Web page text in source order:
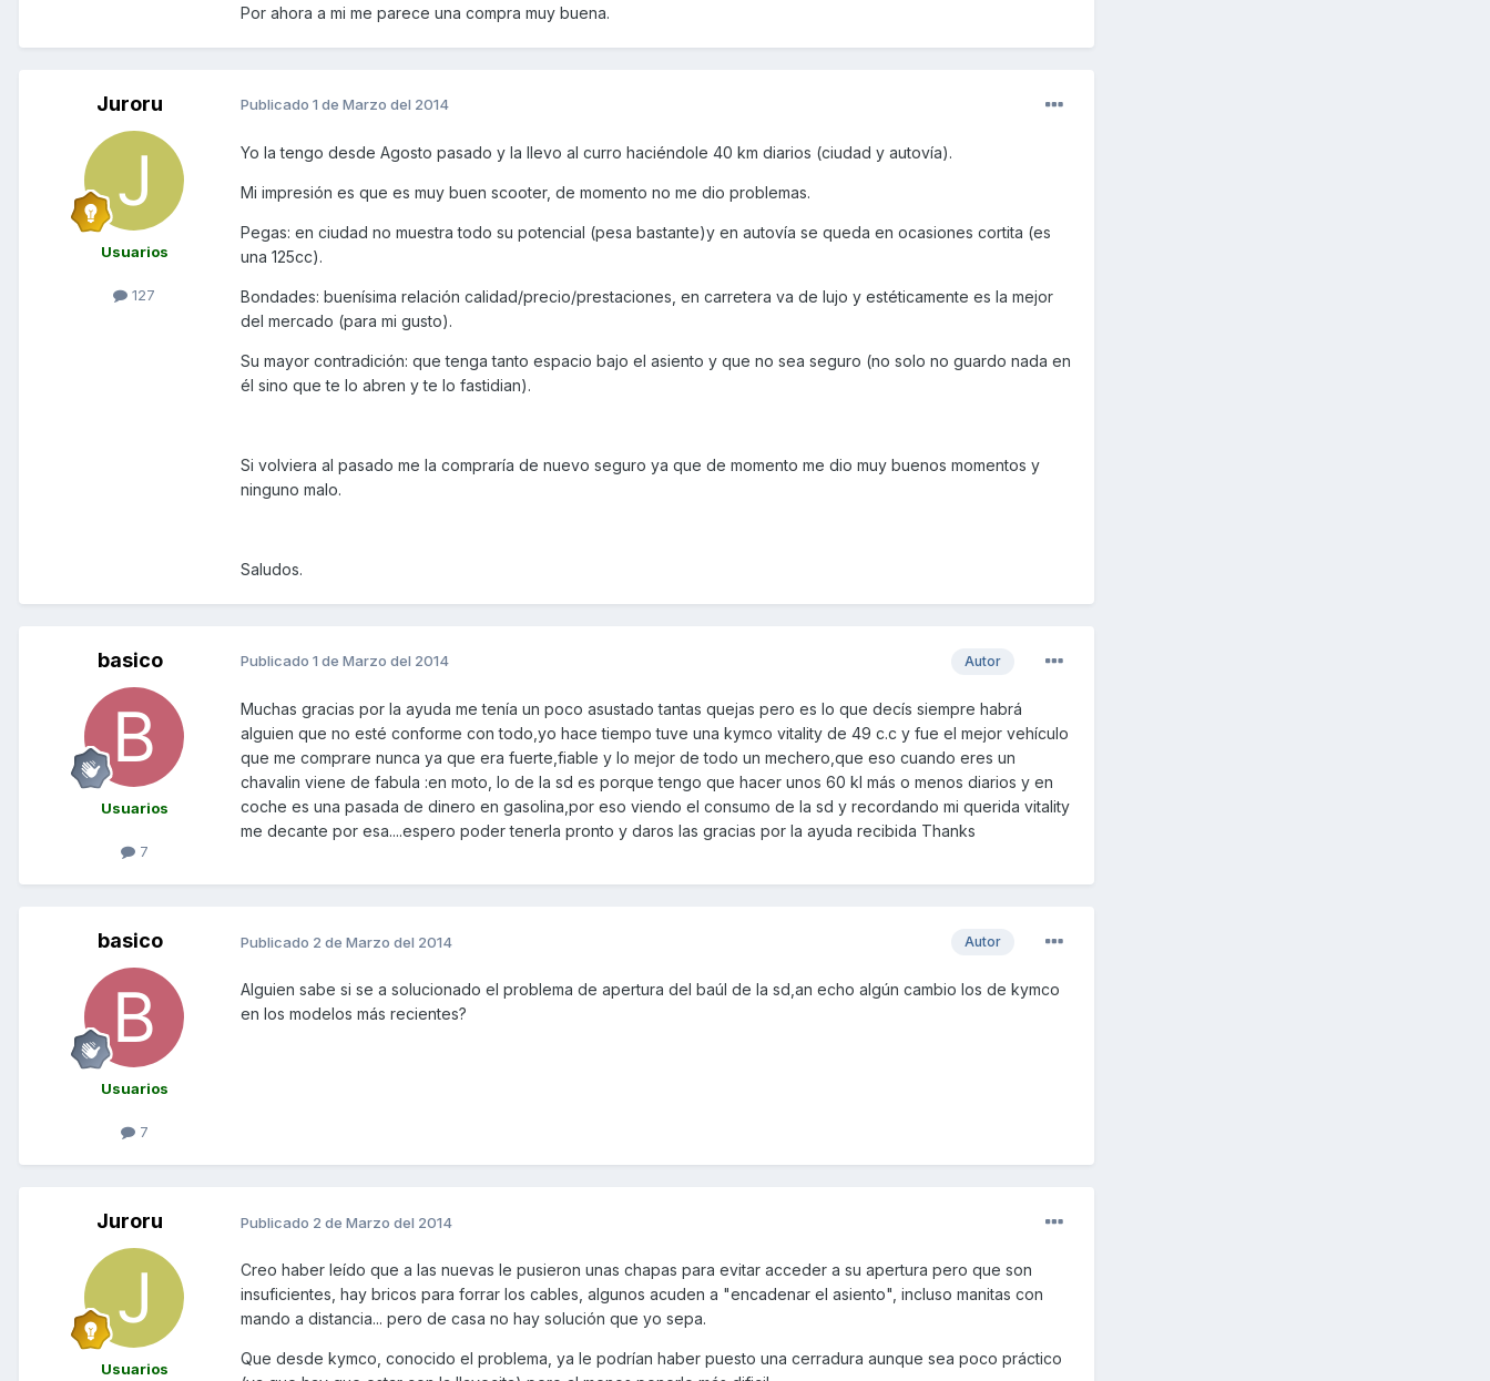
Por ahora a mi me parece una compra muy buena.
Juroru
Usuarios
127
Publicado 1 de Marzo del 2014
Yo la tengo desde Agosto pasado y la llevo al curro haciéndole 40 km diarios (ciudad y autovía).
Mi impresión es que es muy buen scooter, de momento no me dio problemas.
Pegas: en ciudad no muestra todo su potencial (pesa bastante)y en autovía se queda en ocasiones cortita (es
una 125cc).
Bondades: buenísima relación calidad/precio/prestaciones, en carretera va de lujo y estéticamente es la mejor
del mercado (para mi gusto).
Su mayor contradición: que tenga tanto espacio bajo el asiento y que no sea seguro (no solo no guardo nada en
él sino que te lo abren y te lo fastidian).
Si volviera al pasado me la compraría de nuevo seguro ya que de momento me dio muy buenos momentos y
ninguno malo.
Saludos.
basico
Usuarios
7
Autor
Publicado 1 de Marzo del 2014
Muchas gracias por la ayuda me tenía un poco asustado tantas quejas pero es lo que decís siempre habrá
alguien que no esté conforme con todo,yo hace tiempo tuve una kymco vitality de 49 c.c y fue el mejor vehículo
que me comprare nunca ya que era fuerte,fiable y lo mejor de todo un mechero,que eso cuando eres un
chavalin viene de fabula :en moto, lo de la sd es porque tengo que hacer unos 60 kl más o menos diarios y en
coche es una pasada de dinero en gasolina,por eso viendo el consumo de la sd y recordando mi querida vitality
me decante por esa....espero poder tenerla pronto y daros las gracias por la ayuda recibida Thanks
basico
Usuarios
7
Autor
Publicado 2 de Marzo del 2014
Alguien sabe si se a solucionado el problema de apertura del baúl de la sd,an echo algún cambio los de kymco
en los modelos más recientes?
Juroru
Usuarios
Publicado 2 de Marzo del 2014
Creo haber leído que a las nuevas le pusieron unas chapas para evitar acceder a su apertura pero que son
insuficientes, hay bricos para forrar los cables, algunos acuden a "encadenar el asiento", incluso manitas con
mando a distancia... pero de casa no hay solución que yo sepa.
Que desde kymco, conocido el problema, ya le podrían haber puesto una cerradura aunque sea poco práctico